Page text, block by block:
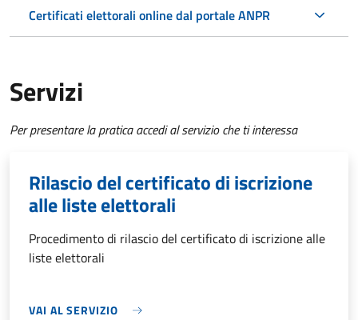
Certificati elettorali online dal portale ANPR
Servizi
Per presentare la pratica accedi al servizio che ti interessa
Rilascio del certificato di iscrizione
alle liste elettorali
Procedimento di rilascio del certificato di iscrizione alle
liste elettorali
VAI AL SERVIZIO